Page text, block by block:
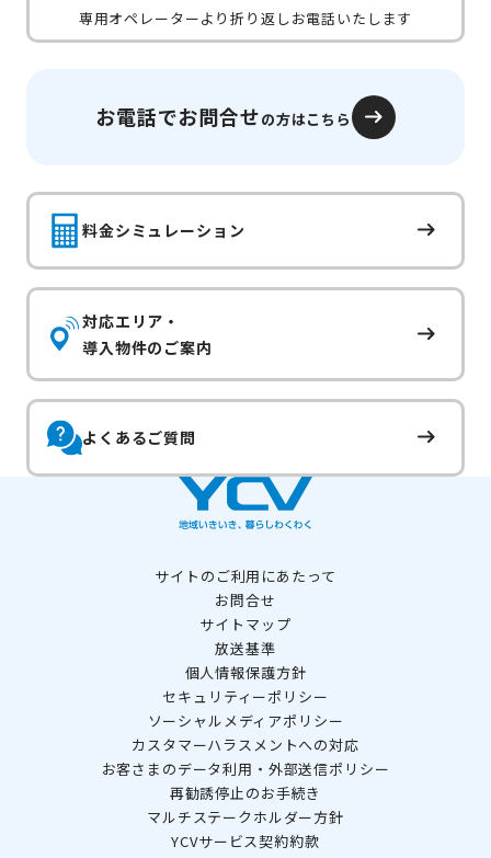
専用オペレーターより折り返しお電話いたします
お電話でお問合せの方はこちら
料金シミュレーション
対応エリア・
導入物件のご案内
よくあるご質問
サイトのご利用にあたって
お問合せ
サイトマップ
放送基準
個人情報保護方針
セキュリティーポリシー
ソーシャルメディアポリシー
カスタマーハラスメントへの対応
お客さまのデータ利用・外部送信ポリシー
再勧誘停止のお手続き
マルチステークホルダー方針
YCVサービス契約約款